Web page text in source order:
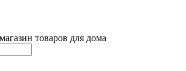
товаров для дома